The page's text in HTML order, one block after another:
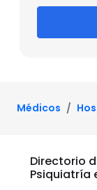
Médicos
Directorio
Psiquiatría